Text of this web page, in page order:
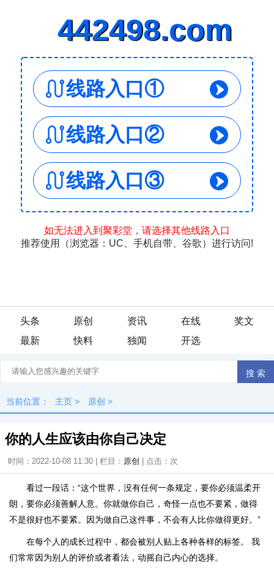
头条 原创 资讯 在线
奖文
最新
快料 独闻 开选
当前位置： 主页 > 原创 >
你的人生应该由你自己决定
时间：2022-10-08 11:30 | 栏目： 原创 | 点击： 次
看过一段话：“这个世界，没有任何一条规定，要你必须温柔开
朗，要你必须善解人意。你就做你自己，奇怪一点也不要紧，做得
不是很好也不要紧。因为做自己这件事，不会有人比你做得更好。”
在每个人的成长过程中，都会被别人贴上各种各样的标签。 我
们常常因为别人的评价或者看法，动摇自己内心的选择。